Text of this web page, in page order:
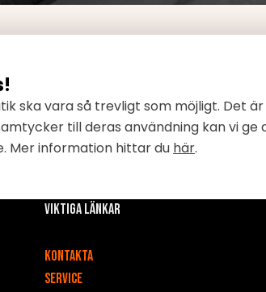
Viktiga länkar
Kontakta
Service
ska vara så trevligt som möjligt. Det
till deras användning kan vi ge
Mer information hittar du här.